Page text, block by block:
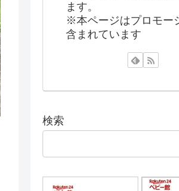
ます。
※本ページはプロモー
含まれています
検索